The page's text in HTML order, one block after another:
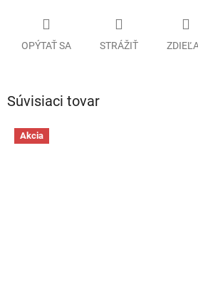
OPÝTAŤ SA STRÁŽIŤ
Súvisiaci tovar
Akcia